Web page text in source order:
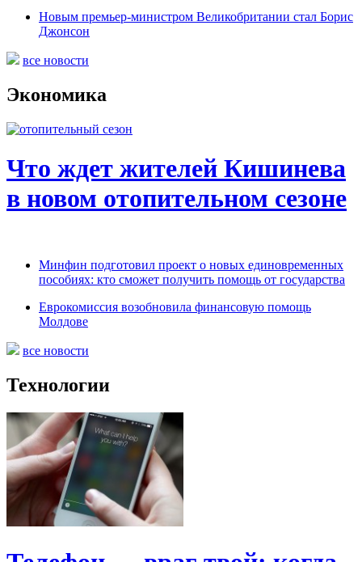
Новым премьер-министром Великобритании стал Борис
Джонсон
все новости
Экономика
Что ждет жителей Кишинева
в новом отопительном сезоне
Минфин подготовил проект о новых единовременных
пособиях: кто сможет получить помощь от государства
Еврокомиссия возобновила финансовую помощь
Молдове
все новости
Технологии